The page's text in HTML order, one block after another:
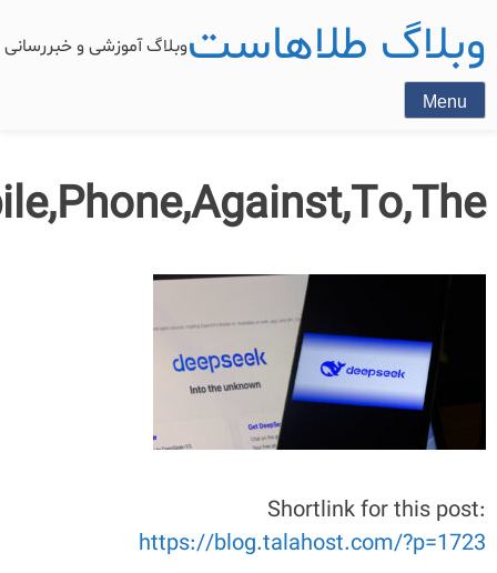
وبلاگ طلاهاستوبلاگ آموزشی و
Menu
Shortlink for this post:
https://blog.talahost.com/?p=1723